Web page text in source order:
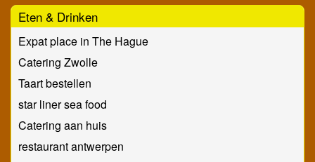
Eten & Drinken
Expat place in The Hague
Catering Zwolle
Taart bestellen
star liner sea food
Catering aan huis
restaurant antwerpen